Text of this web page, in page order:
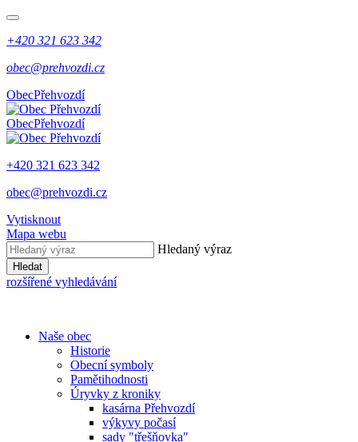
+420 321 623 342
obec@prehvozdi.cz
ObecPřehvozdí
ObecPřehvozdí
+420 321 623 342
obec@prehvozdi.cz
Vytisknout
Mapa webu
Hledaný výraz
Hledat
rozšířené vyhledávání
Naše obec
Historie
Obecní symboly
Pamětihodnosti
Úryvky z kroniky
kasárna Přehvozdí
výkyvy počasí
sady "třešňovka"